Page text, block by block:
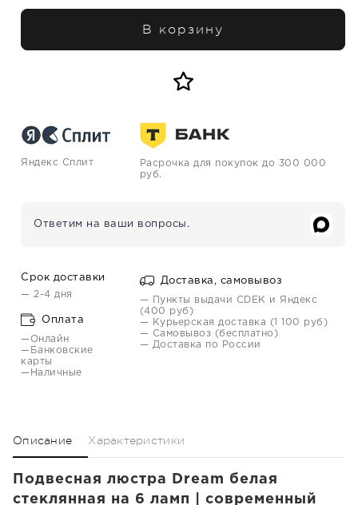
В корзину
Яндекс Сплит
Расрочка для покупок до 300 000
руб.
Ответим на ваши вопросы.
Срок доставки
— 2-4 дня
Оплата
—Онлайн
—Банковские
карты
—Наличные
Доставка, самовывоз
— Пункты выдачи CDEK и Яндекс
(400 руб)
— Курьерская доставка (1 100 руб)
— Самовывоз (бесплатно)
— Доставка по России
Описание Характеристики
Подвесная люстра Dream белая
стеклянная на 6 ламп | современный